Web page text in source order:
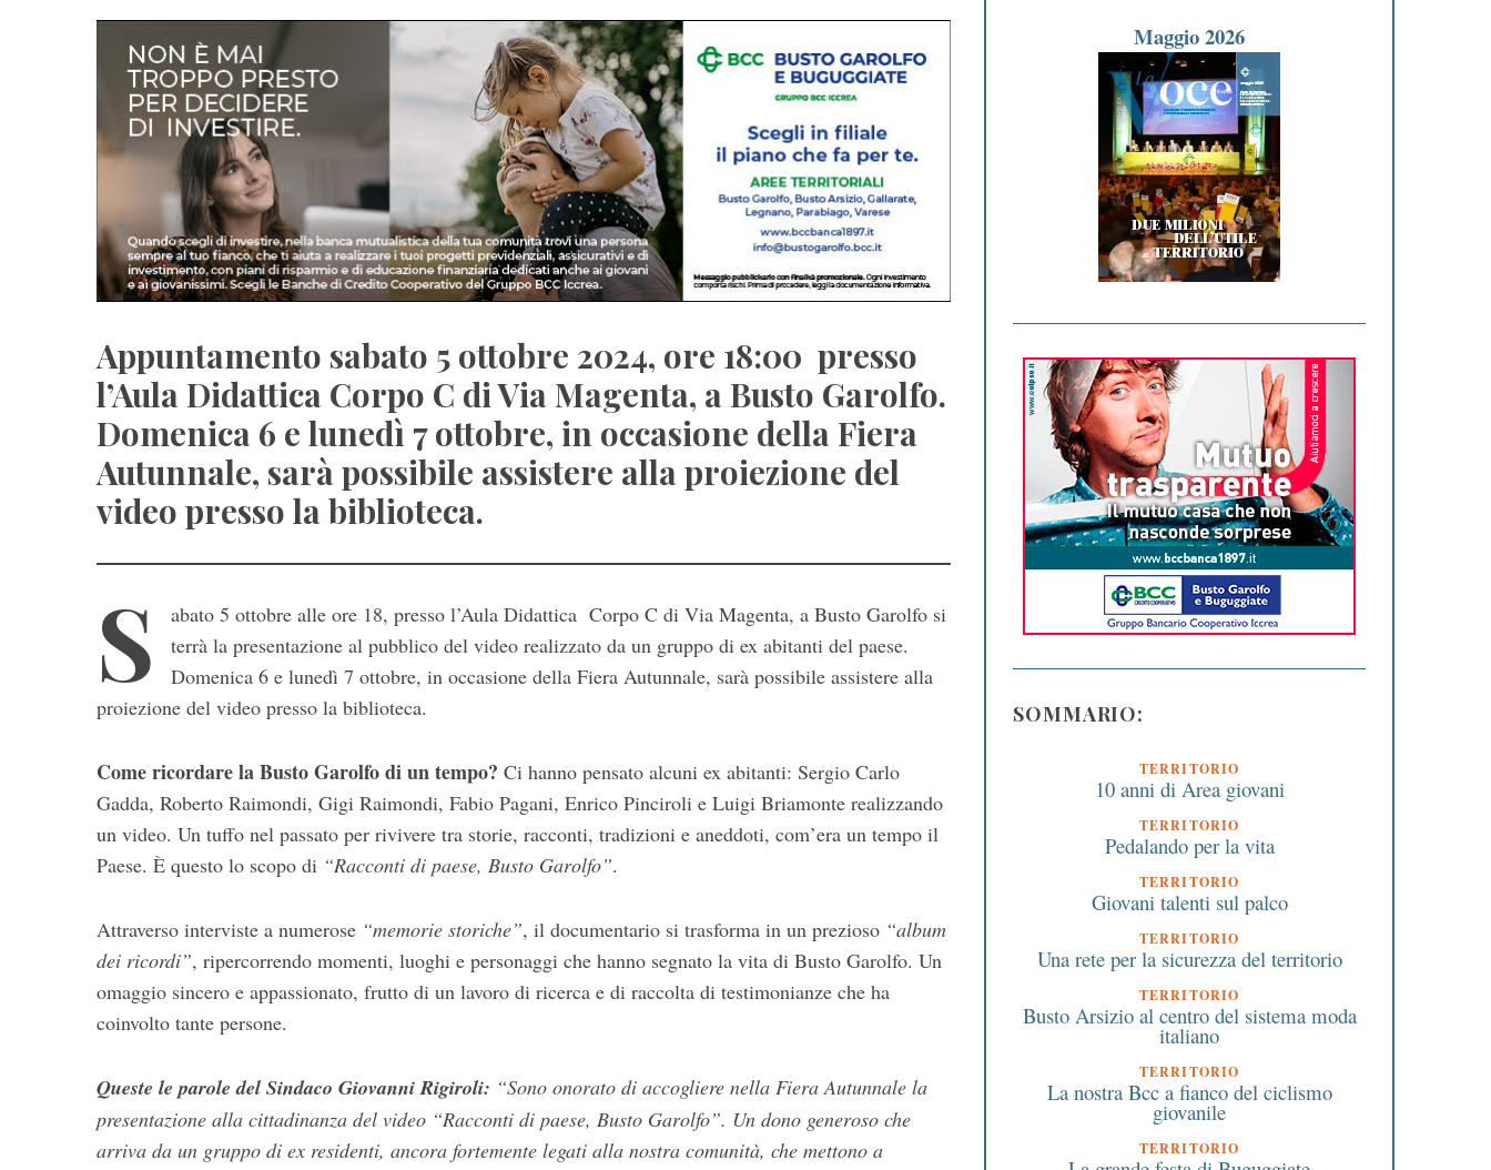
Appuntamento sabato 5 ottobre 2024, ore 18:00 presso
l’Aula Didattica Corpo C di Via Magenta, a Busto Garolfo.
Domenica 6 e lunedì 7 ottobre, in occasione della Fiera
Autunnale, sarà possibile assistere alla proiezione del
video presso la biblioteca.
S
abato 5 ottobre alle ore 18, presso l’Aula Didattica Corpo C di Via Magenta, a Busto Garolfo si
terrà la presentazione al pubblico del video realizzato da un gruppo di ex abitanti del paese.
Domenica 6 e lunedì 7 ottobre, in occasione della Fiera Autunnale, sarà possibile assistere alla
proiezione del video presso la biblioteca.
Come ricordare la Busto Garolfo di un tempo? Ci hanno pensato alcuni ex abitanti: Sergio Carlo
Gadda, Roberto Raimondi, Gigi Raimondi, Fabio Pagani, Enrico Pinciroli e Luigi Briamonte realizzando
un video. Un tuffo nel passato per rivivere tra storie, racconti, tradizioni e aneddoti, com’era un tempo il
Paese. È questo lo scopo di “Racconti di paese, Busto Garolfo”.
Attraverso interviste a numerose “memorie storiche”, il documentario si trasforma in un prezioso “album
dei ricordi”, ripercorrendo momenti, luoghi e personaggi che hanno segnato la vita di Busto Garolfo. Un
omaggio sincero e appassionato, frutto di un lavoro di ricerca e di raccolta di testimonianze che ha
coinvolto tante persone.
Queste le parole del Sindaco Giovanni Rigiroli: “Sono onorato di accogliere nella Fiera Autunnale la
presentazione alla cittadinanza del video “Racconti di paese, Busto Garolfo”. Un dono generoso che
arriva da un gruppo di ex residenti, ancora fortemente legati alla nostra comunità, che mettono a
Maggio 2026
SOMMARIO:
TERRITORIO
10 anni di Area giovani
TERRITORIO
Pedalando per la vita
TERRITORIO
Giovani talenti sul palco
TERRITORIO
Una rete per la sicurezza del territorio
TERRITORIO
Busto Arsizio al centro del sistema moda
italiano
TERRITORIO
La nostra Bcc a fianco del ciclismo
giovanile
TERRITORIO
S
r
c
h
o
: